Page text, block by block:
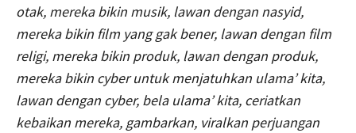
otak, mereka bikin musik, lawan dengan nasyid,
mereka bikin film yang gak bener, lawan dengan film
religi, mereka bikin produk, lawan dengan produk,
mereka bikin cyber untuk menjatuhkan ulama’ kita,
lawan dengan cyber, bela ulama’ kita, ceriatkan
kebaikan mereka, gambarkan, viralkan perjuangan